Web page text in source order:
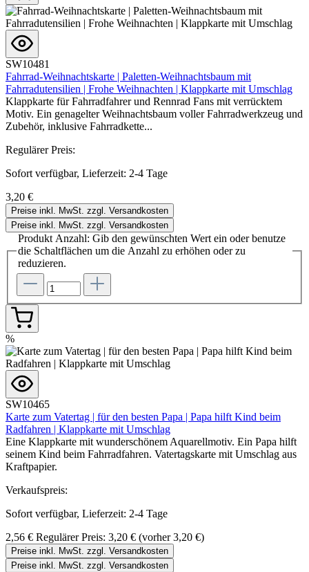
SW10481
Fahrrad-Weihnachtskarte | Paletten-Weihnachtsbaum mit
Fahrradutensilien | Frohe Weihnachten | Klappkarte mit Umschlag
Klappkarte für Fahrradfahrer und Rennrad Fans mit verrücktem
Motiv. Ein genagelter Weihnachtsbaum voller Fahrradwerkzeug und
Zubehör, inklusive Fahrradkette...
Regulärer Preis:
Sofort verfügbar, Lieferzeit: 2-4 Tage
3,20 €
Preise inkl. MwSt. zzgl. Versandkosten
Preise inkl. MwSt. zzgl. Versandkosten
Produkt Anzahl: Gib den gewünschten Wert ein oder benutze
die Schaltflächen um die Anzahl zu erhöhen oder zu
reduzieren.
%
SW10465
Karte zum Vatertag | für den besten Papa | Papa hilft Kind beim
Radfahren | Klappkarte mit Umschlag
Eine Klappkarte mit wunderschönem Aquarellmotiv. Ein Papa hilft
seinem Kind beim Fahrradfahren. Vatertagskarte mit Umschlag aus
Kraftpapier.
Verkaufspreis:
Sofort verfügbar, Lieferzeit: 2-4 Tage
2,56 € Regulärer Preis: 3,20 € (vorher 3,20 €)
Preise inkl. MwSt. zzgl. Versandkosten
Preise inkl. MwSt. zzgl. Versandkosten